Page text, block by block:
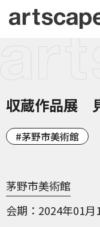
収蔵作品展
茅野市美術館
茅野市美術館
会期
2024年01月